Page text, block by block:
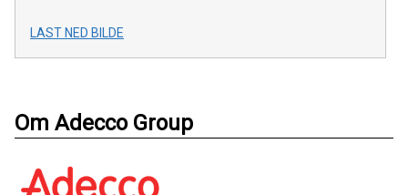
LAST NED BILDE
Om Adecco Group